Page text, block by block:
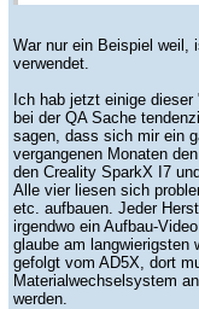
War nur ein Beispiel weil,
verwendet.
Ich hab jetzt einige
bei der QA Sache
sagen, dass sich mir ein
vergangenen Monaten
den Creality SparkX I7
Alle vier liesen sich
etc. aufbauen. Jeder
irgendwo ein Aufbau-
glaube am langwierigsten
gefolgt vom AD5X, dort
Materialwechselsystem
werden.